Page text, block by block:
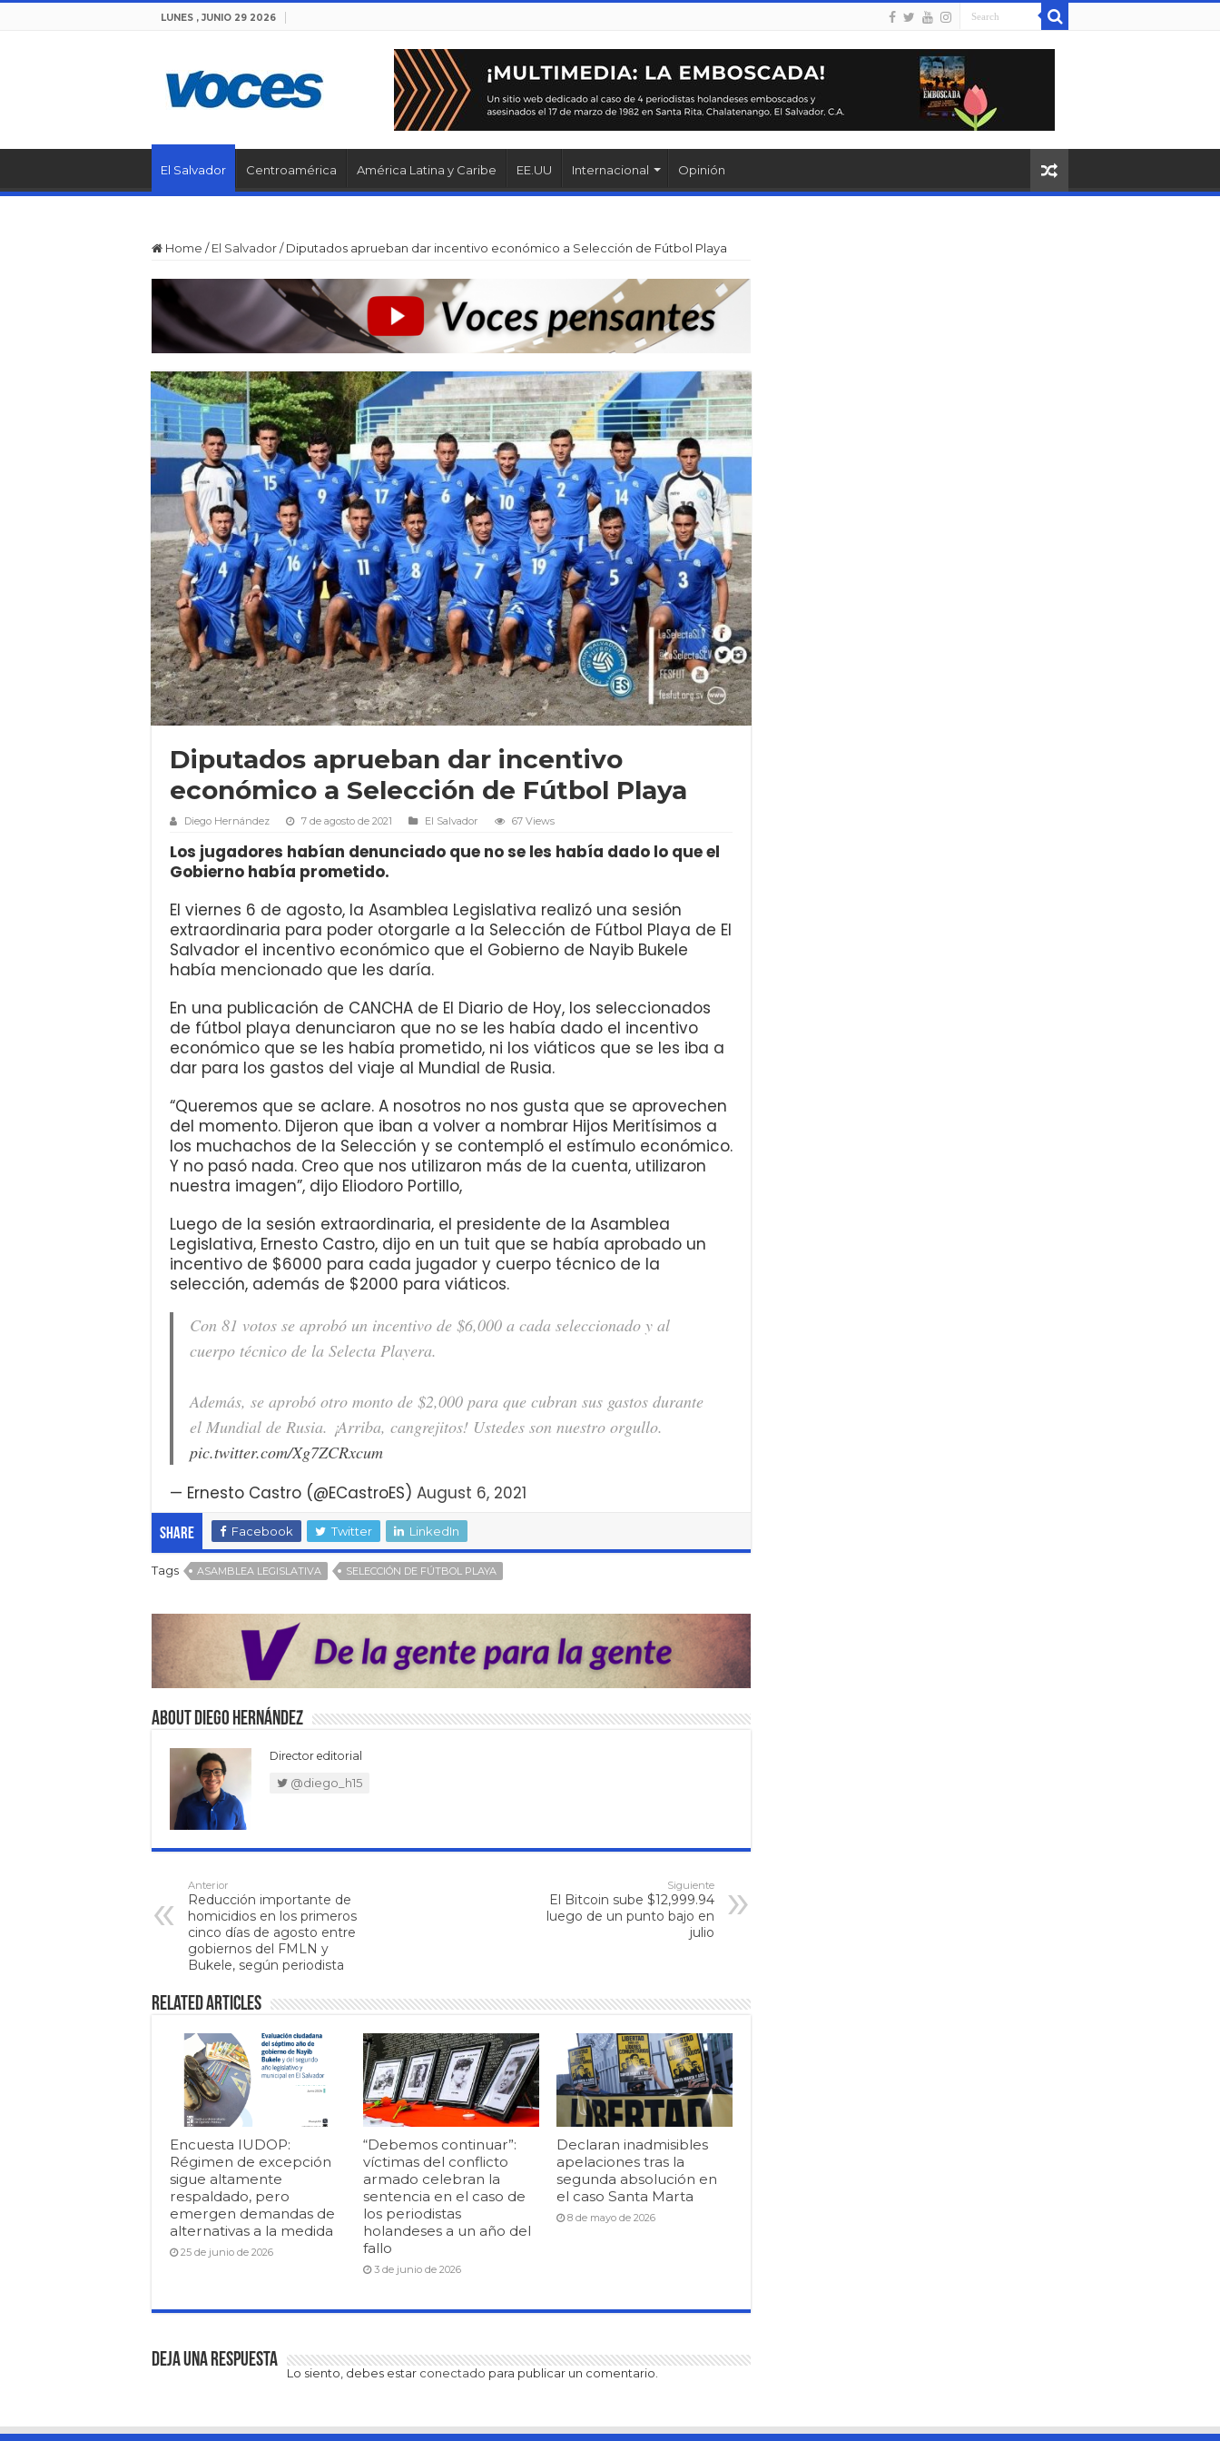
LUNES , JUNIO 29 2026
El Salvador Centroamérica América Latina y Caribe EE.UU Internacional Opinión
Home / El Salvador/ Diputados aprueban dar incentivo económico a Selección de Fútbol Playa
Diputados aprueban dar incentivo
económico a Selección de Fútbol Playa
Diego Hernández 7 de agosto de 2021 El Salvador 67 Views
Los jugadores habían denunciado que no se les había dado lo que el
Gobierno había prometido.
El viernes 6 de agosto, la Asamblea Legislativa realizó una sesión
extraordinaria para poder otorgarle a la Selección de Fútbol Playa de El
Salvador el incentivo económico que el Gobierno de Nayib Bukele
había mencionado que les daría.
En una publicación de CANCHA de El Diario de Hoy, los seleccionados
de fútbol playa denunciaron que no se les había dado el incentivo
económico que se les había prometido, ni los viáticos que se les iba a
dar para los gastos del viaje al Mundial de Rusia.
“Queremos que se aclare. A nosotros no nos gusta que se aprovechen
del momento. Dijeron que iban a volver a nombrar Hijos Meritísimos a
los muchachos de la Selección y se contempló el estímulo económico.
Y no pasó nada. Creo que nos utilizaron más de la cuenta, utilizaron
nuestra imagen”, dijo Eliodoro Portillo,
Luego de la sesión extraordinaria, el presidente de la Asamblea
Legislativa, Ernesto Castro, dijo en un tuit que se había aprobado un
incentivo de $6000 para cada jugador y cuerpo técnico de la
selección, además de $2000 para viáticos.
Con 81 votos se aprobó un incentivo de $6,000 a cada seleccionado y al
cuerpo técnico de la Selecta Playera.
Además, se aprobó otro monto de $2,000 para que cubran sus gastos durante
el Mundial de Rusia. ¡Arriba, cangrejitos! Ustedes son nuestro orgullo.
pic.twitter.com/Xg7ZCRxcum
— Ernesto Castro (@ECastroES) August 6, 2021
Share Facebook Twitter LinkedIn
Tags ASAMBLEA LEGISLATIVA SELECCIÓN DE FÚTBOL PLAYA
About Diego Hernández
Director editorial
@diego_h15
Anterior
Reducción importante de
homicidios en los primeros
cinco días de agosto entre
gobiernos del FMLN y
Bukele, según periodista
Siguiente
El Bitcoin sube $12,999.94
luego de un punto bajo en
julio
Related Articles
Encuesta IUDOP:
Régimen de excepción
sigue altamente
respaldado, pero
emergen demandas de
alternativas a la medida
25 de junio de 2026
“Debemos continuar”:
víctimas del conflicto
armado celebran la
sentencia en el caso de
los periodistas
holandeses a un año del
fallo
3 de junio de 2026
Declaran inadmisibles
apelaciones tras la
segunda absolución en
el caso Santa Marta
8 de mayo de 2026
Deja una respuesta
Lo siento, debes estar conectado para publicar un comentario.